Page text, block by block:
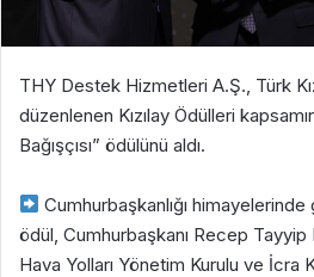
THY Destek Hizmetleri A.Ş., Türk
düzenlenen Kızılay Ödülleri
Bağışçısı” ödülünü aldı.
Cumhurbaşkanlığı
ödül, Cumhurbaşkanı Recep Tayyip
Hava Yolları Yönetim Kurulu ve İcra